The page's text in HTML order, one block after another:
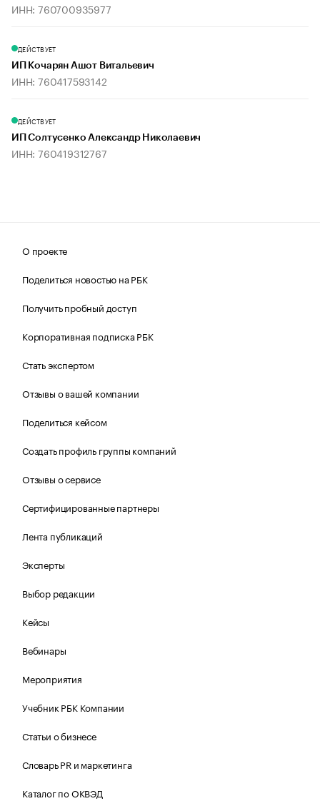
ИНН: 760700935977
ДЕЙСТВУЕТ
ИП Кочарян Ашот Витальевич
ИНН: 760417593142
ДЕЙСТВУЕТ
ИП Солтусенко Александр Николаевич
ИНН: 760419312767
О проекте
Поделиться новостью на РБК
Получить пробный доступ
Корпоративная подписка РБК
Стать экспертом
Отзывы о вашей компании
Поделиться кейсом
Создать профиль группы компаний
Отзывы о сервисе
Сертифицированные партнеры
Лента публикаций
Эксперты
Выбор редакции
Кейсы
Вебинары
Мероприятия
Учебник РБК Компании
Статьи о бизнесе
Словарь PR и маркетинга
Каталог по ОКВЭД